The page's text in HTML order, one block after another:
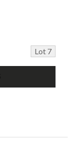
Lot 7